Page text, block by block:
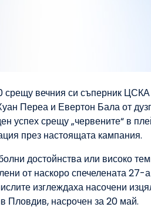
срещу вечния си съперник
Переа и Евертон Бала от
успех срещу „червените“ в
през настоящата кампания.
достойнства или високо
от наскоро спечелената
изглеждаха насочени
Пловдив, насрочен за 20 май.